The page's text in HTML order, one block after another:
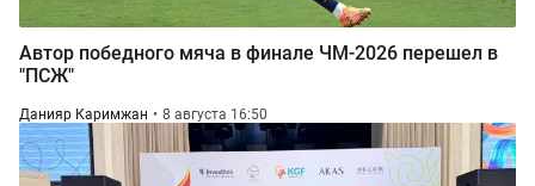
Автор победного мяча в финале ЧМ-2026 перешел в
"ПСЖ"
Данияр Каримжан 8 августа 16:50